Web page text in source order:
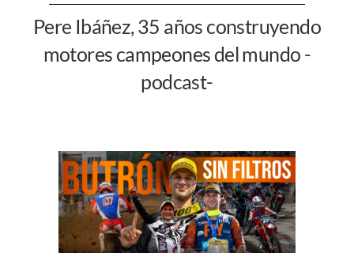
Pere Ibáñez, 35 años construyendo
motores campeones del mundo -
podcast-